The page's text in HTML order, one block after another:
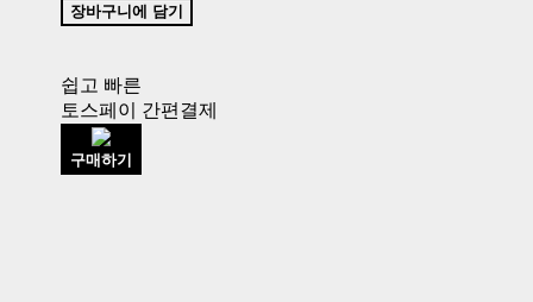
장바구니에 담기
쉽고 빠른
토스페이 간편결제
구매하기